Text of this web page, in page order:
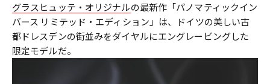
グラスヒュッテ・オリジナルの最新作「パノマティックイン
バース リミテッド・エディション」は、ドイツの美しい古
都ドレスデンの街並みをダイヤルにエングレービングした
限定モデルだ。